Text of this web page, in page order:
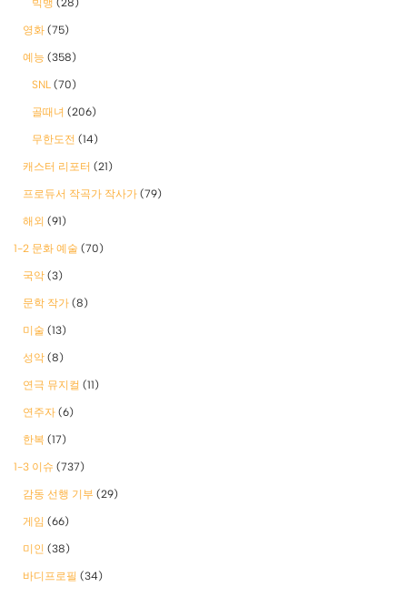
영화 (75)
예능 (358)
SNL (70)
골때녀 (206)
무한도전 (14)
캐스터 리포터 (21)
프로듀서 작곡가 작사가 (79)
해외 (91)
1-2 문화 예술 (70)
국악 (3)
문학 작가 (8)
미술 (13)
성악 (8)
연극 뮤지컬 (11)
연주자 (6)
한복 (17)
1-3 이슈 (737)
감동 선행 기부 (29)
게임 (66)
미인 (38)
바디프로필 (34)